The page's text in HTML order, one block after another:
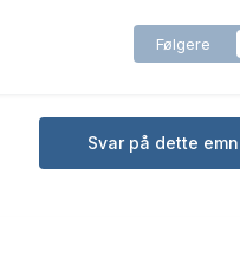
Følgere
Svar på dette